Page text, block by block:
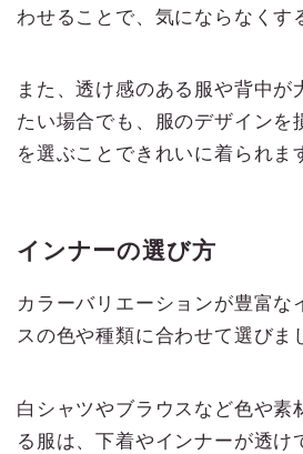
わせることで、気にならなくす
また、透け感のある服や背中が
たい場合でも、服のデザインを
を選ぶことできれいに着られま
インナーの選び方
カラーバリエーションが豊富な
スの色や種類に合わせて選びま
白シャツやブラウスなど色や素
る服は、下着やインナーが透け